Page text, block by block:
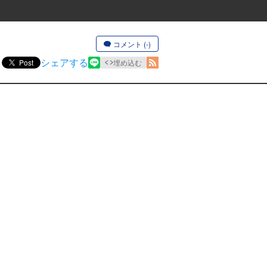
コメント (-)
Post シェアする 埋め込む